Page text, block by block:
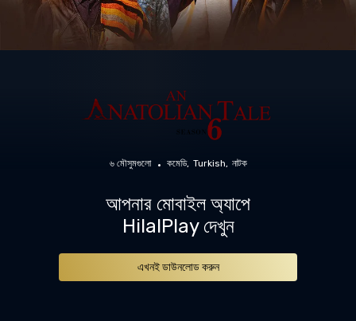
৬ মৌসুমগুলো কমেডি Turkish নাটক
আপনার মোবাইল অ্যাপে
HilalPlay দেখুন
এখনই ডাউনলোড করুন